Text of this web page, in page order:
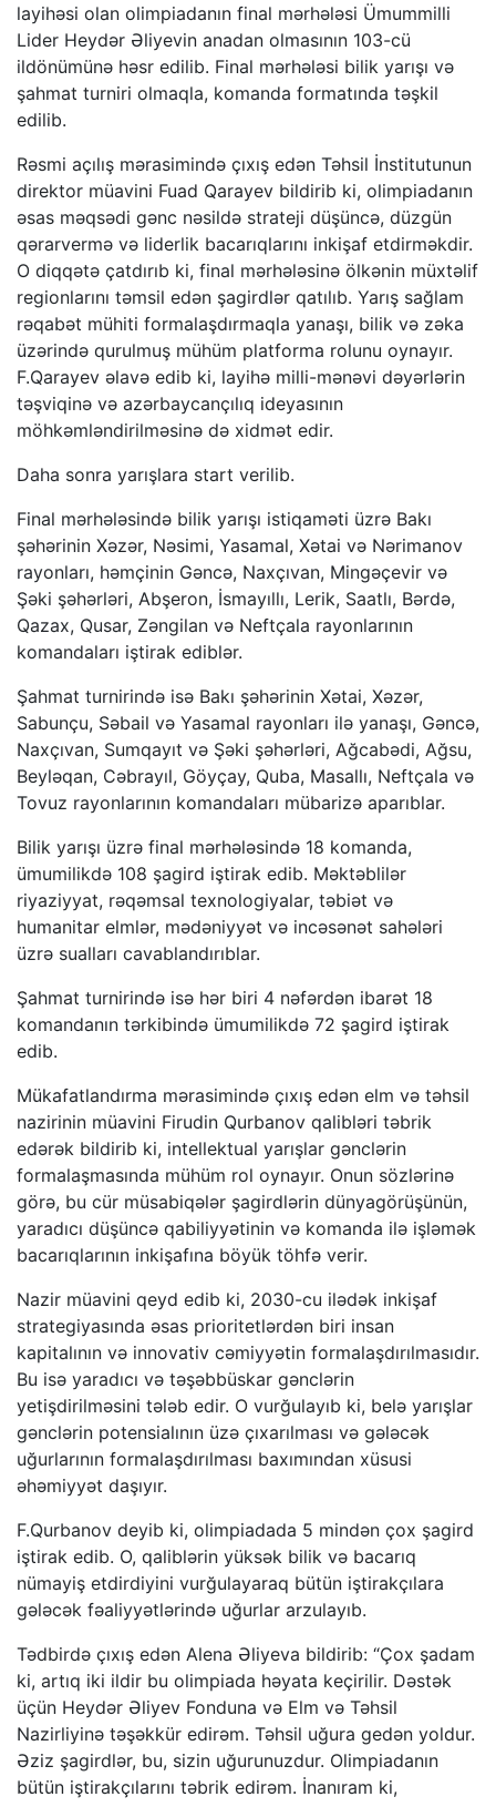
layihəsi olan olimpiadanın final mərhələsi Ümummilli
Lider Heydər Əliyevin anadan olmasının 103-cü
ildönümünə həsr edilib. Final mərhələsi bilik yarışı və
şahmat turniri olmaqla, komanda formatında təşkil
edilib.
Rəsmi açılış mərasimində çıxış edən Təhsil İnstitutunun
direktor müavini Fuad Qarayev bildirib ki, olimpiadanın
əsas məqsədi gənc nəsildə strateji düşüncə, düzgün
qərarvermə və liderlik bacarıqlarını inkişaf etdirməkdir.
O diqqətə çatdırıb ki, final mərhələsinə ölkənin müxtəlif
regionlarını təmsil edən şagirdlər qatılıb. Yarış sağlam
rəqabət mühiti formalaşdırmaqla yanaşı, bilik və zəka
üzərində qurulmuş mühüm platforma rolunu oynayır.
F.Qarayev əlavə edib ki, layihə milli-mənəvi dəyərlərin
təşviqinə və azərbaycançılıq ideyasının
möhkəmləndirilməsinə də xidmət edir.
Daha sonra yarışlara start verilib.
Final mərhələsində bilik yarışı istiqaməti üzrə Bakı
şəhərinin Xəzər, Nəsimi, Yasamal, Xətai və Nərimanov
rayonları, həmçinin Gəncə, Naxçıvan, Mingəçevir və
Şəki şəhərləri, Abşeron, İsmayıllı, Lerik, Saatlı, Bərdə,
Qazax, Qusar, Zəngilan və Neftçala rayonlarının
komandaları iştirak ediblər.
Şahmat turnirində isə Bakı şəhərinin Xətai, Xəzər,
Sabunçu, Səbail və Yasamal rayonları ilə yanaşı, Gəncə,
Naxçıvan, Sumqayıt və Şəki şəhərləri, Ağcabədi, Ağsu,
Beyləqan, Cəbrayıl, Göyçay, Quba, Masallı, Neftçala və
Tovuz rayonlarının komandaları mübarizə aparıblar.
Bilik yarışı üzrə final mərhələsində 18 komanda,
ümumilikdə 108 şagird iştirak edib. Məktəblilər
riyaziyyat, rəqəmsal texnologiyalar, təbiət və
humanitar elmlər, mədəniyyət və incəsənət sahələri
üzrə sualları cavablandırıblar.
Şahmat turnirində isə hər biri 4 nəfərdən ibarət 18
komandanın tərkibində ümumilikdə 72 şagird iştirak
edib.
Mükafatlandırma mərasimində çıxış edən elm və təhsil
nazirinin müavini Firudin Qurbanov qalibləri təbrik
edərək bildirib ki, intellektual yarışlar gənclərin
formalaşmasında mühüm rol oynayır. Onun sözlərinə
görə, bu cür müsabiqələr şagirdlərin dünyagörüşünün,
yaradıcı düşüncə qabiliyyətinin və komanda ilə işləmək
bacarıqlarının inkişafına böyük töhfə verir.
Nazir müavini qeyd edib ki, 2030-cu ilədək inkişaf
strategiyasında əsas prioritetlərdən biri insan
kapitalının və innovativ cəmiyyətin formalaşdırılmasıdır.
Bu isə yaradıcı və təşəbbüskar gənclərin
yetişdirilməsini tələb edir. O vurğulayıb ki, belə yarışlar
gənclərin potensialının üzə çıxarılması və gələcək
uğurlarının formalaşdırılması baxımından xüsusi
əhəmiyyət daşıyır.
F.Qurbanov deyib ki, olimpiadada 5 mindən çox şagird
iştirak edib. O, qaliblərin yüksək bilik və bacarıq
nümayiş etdirdiyini vurğulayaraq bütün iştirakçılara
gələcək fəaliyyətlərində uğurlar arzulayıb.
Tədbirdə çıxış edən Alena Əliyeva bildirib: “Çox şadam
ki, artıq iki ildir bu olimpiada həyata keçirilir. Dəstək
üçün Heydər Əliyev Fonduna və Elm və Təhsil
Nazirliyinə təşəkkür edirəm. Təhsil uğura gedən yoldur.
Əziz şagirdlər, bu, sizin uğurunuzdur. Olimpiadanın
bütün iştirakçılarını təbrik edirəm. İnanıram ki,